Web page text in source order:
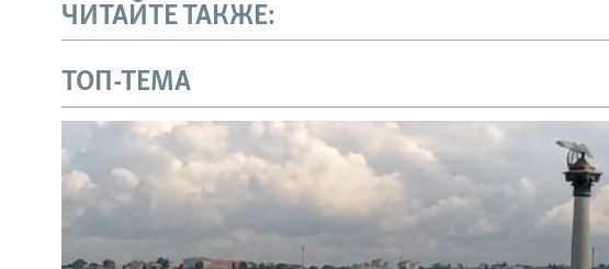
ЧИТАЙТЕ ТАКЖЕ:
ТОП-ТЕМА